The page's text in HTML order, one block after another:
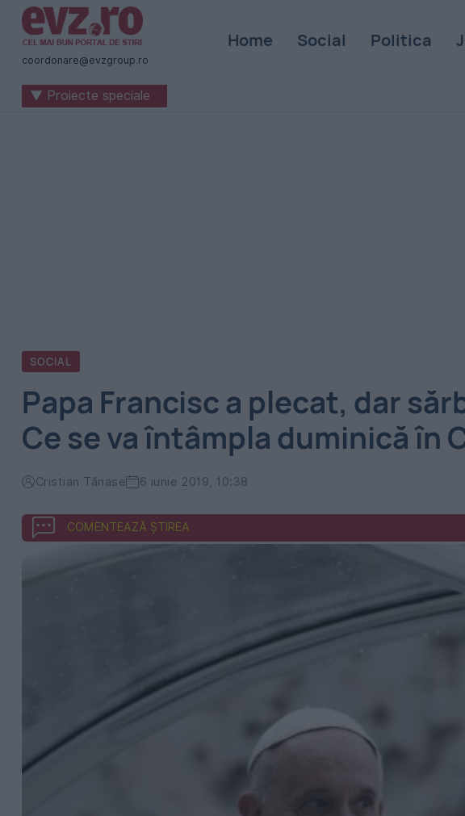
Știri
naționale
internaționale
coordonare@evzgroup.ro
Home Social Politica
▼ Proiecte speciale
SOCIAL
Papa Francisc a plecat, dar
Ce se va întâmpla duminică în
Cristian Tănase 6 iunie 2019, 10:38
COMENTEAZĂ ȘTIREA